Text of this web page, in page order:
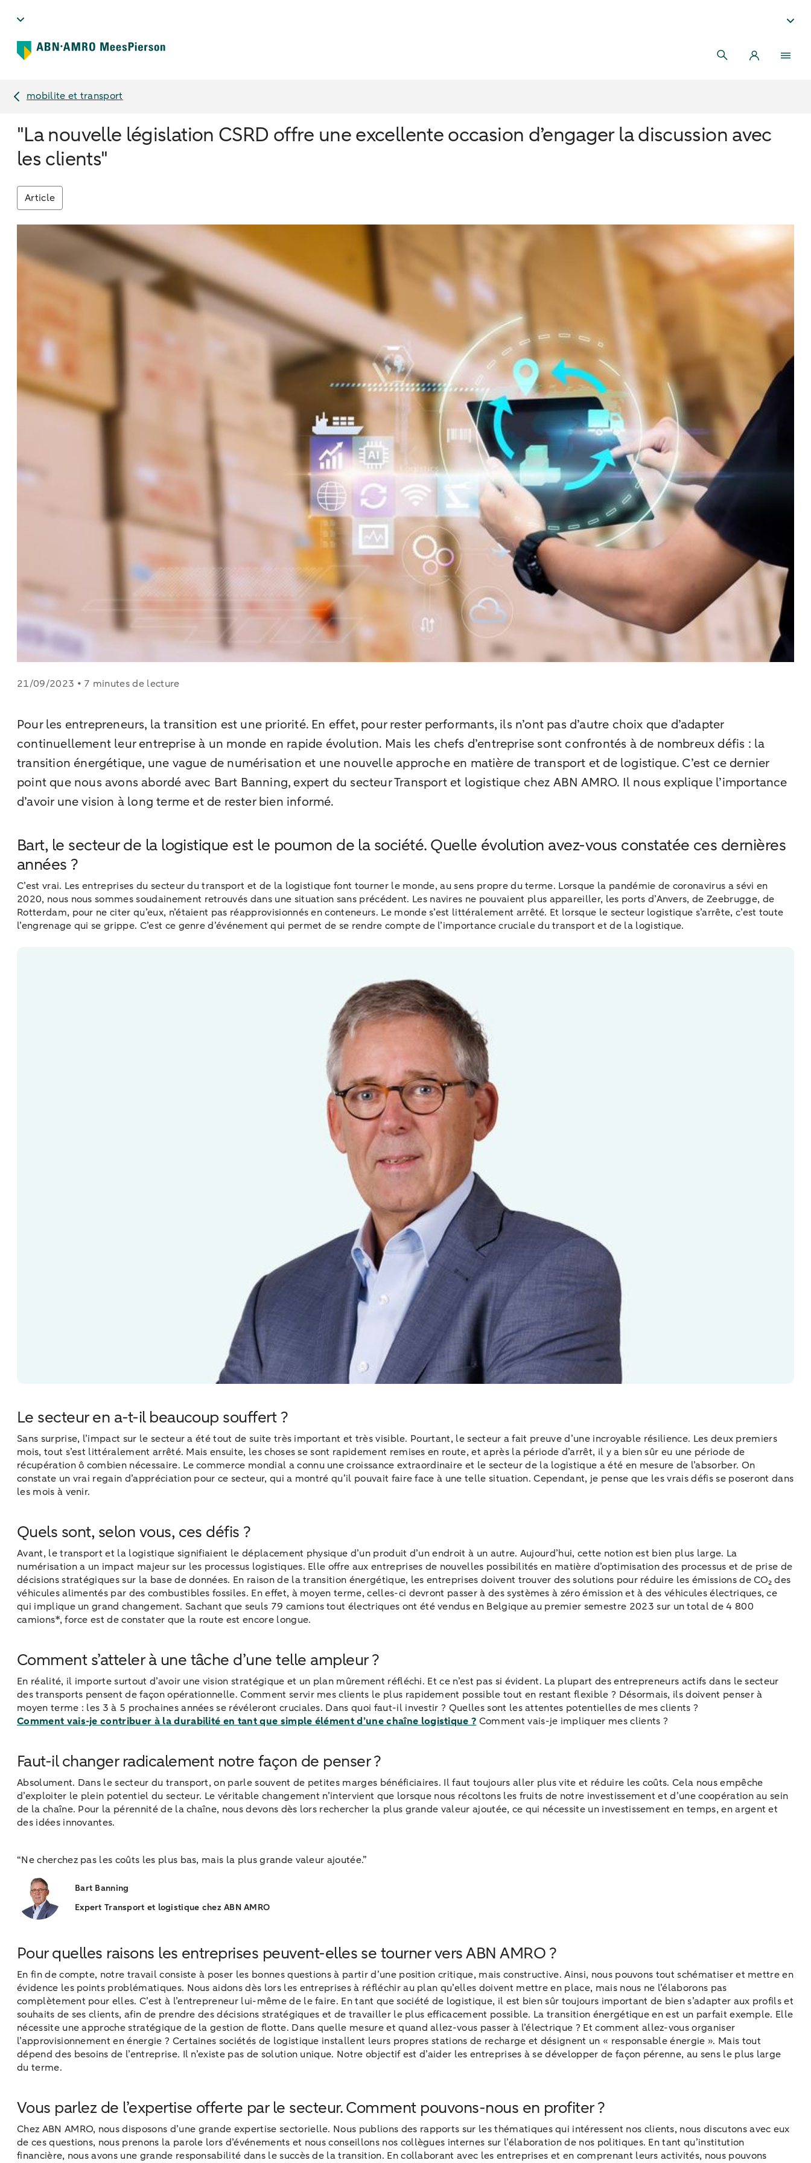
mobilite et transport
"La nouvelle législation CSRD offre une excellente occasion d’engager la discussion avec
les clients"
Article
21/09/2023 • 7 minutes de lecture
Pour les entrepreneurs, la transition est une priorité. En effet, pour rester performants, ils n’ont pas d’autre choix que d’adapter
continuellement leur entreprise à un monde en rapide évolution. Mais les chefs d’entreprise sont confrontés à de nombreux défis : la
transition énergétique, une vague de numérisation et une nouvelle approche en matière de transport et de logistique. C’est ce dernier
point que nous avons abordé avec Bart Banning, expert du secteur Transport et logistique chez ABN AMRO. Il nous explique l’importance
d’avoir une vision à long terme et de rester bien informé.
Bart, le secteur de la logistique est le poumon de la société. Quelle évolution avez-vous constatée ces dernières
années ?
C’est vrai. Les entreprises du secteur du transport et de la logistique font tourner le monde, au sens propre du terme. Lorsque la pandémie de coronavirus a sévi en
2020, nous nous sommes soudainement retrouvés dans une situation sans précédent. Les navires ne pouvaient plus appareiller, les ports d’Anvers, de Zeebrugge, de
Rotterdam, pour ne citer qu’eux, n’étaient pas réapprovisionnés en conteneurs. Le monde s’est littéralement arrêté. Et lorsque le secteur logistique s’arrête, c’est toute
l’engrenage qui se grippe. C’est ce genre d’événement qui permet de se rendre compte de l’importance cruciale du transport et de la logistique.
Le secteur en a-t-il beaucoup souffert ?
Sans surprise, l’impact sur le secteur a été tout de suite très important et très visible. Pourtant, le secteur a fait preuve d’une incroyable résilience. Les deux premiers
mois, tout s’est littéralement arrêté. Mais ensuite, les choses se sont rapidement remises en route, et après la période d’arrêt, il y a bien sûr eu une période de
récupération ô combien nécessaire. Le commerce mondial a connu une croissance extraordinaire et le secteur de la logistique a été en mesure de l’absorber. On
constate un vrai regain d’appréciation pour ce secteur, qui a montré qu’il pouvait faire face à une telle situation. Cependant, je pense que les vrais défis se poseront dans
les mois à venir.
Quels sont, selon vous, ces défis ?
Avant, le transport et la logistique signifiaient le déplacement physique d’un produit d’un endroit à un autre. Aujourd’hui, cette notion est bien plus large. La
numérisation a un impact majeur sur les processus logistiques. Elle offre aux entreprises de nouvelles possibilités en matière d’optimisation des processus et de prise de
décisions stratégiques sur la base de données. En raison de la transition énergétique, les entreprises doivent trouver des solutions pour réduire les émissions de CO₂ des
véhicules alimentés par des combustibles fossiles. En effet, à moyen terme, celles-ci devront passer à des systèmes à zéro émission et à des véhicules électriques, ce
qui implique un grand changement. Sachant que seuls 79 camions tout électriques ont été vendus en Belgique au premier semestre 2023 sur un total de 4 800
camions*, force est de constater que la route est encore longue.
Comment s’atteler à une tâche d’une telle ampleur ?
En réalité, il importe surtout d’avoir une vision stratégique et un plan mûrement réfléchi. Et ce n’est pas si évident. La plupart des entrepreneurs actifs dans le secteur
des transports pensent de façon opérationnelle. Comment servir mes clients le plus rapidement possible tout en restant flexible ? Désormais, ils doivent penser à
moyen terme : les 3 à 5 prochaines années se révéleront cruciales. Dans quoi faut-il investir ? Quelles sont les attentes potentielles de mes clients ?
Comment vais-je contribuer à la durabilité en tant que simple élément d’une chaîne logistique ?Comment vais-je impliquer mes clients ?
Faut-il changer radicalement notre façon de penser ?
Absolument. Dans le secteur du transport, on parle souvent de petites marges bénéficiaires. Il faut toujours aller plus vite et réduire les coûts. Cela nous empêche
d’exploiter le plein potentiel du secteur. Le véritable changement n’intervient que lorsque nous récoltons les fruits de notre investissement et d’une coopération au sein
de la chaîne. Pour la pérennité de la chaîne, nous devons dès lors rechercher la plus grande valeur ajoutée, ce qui nécessite un investissement en temps, en argent et
des idées innovantes.
“Ne cherchez pas les coûts les plus bas, mais la plus grande valeur ajoutée.”
Bart Banning
Expert Transport et logistique chez ABN AMRO
Pour quelles raisons les entreprises peuvent-elles se tourner vers ABN AMRO ?
En fin de compte, notre travail consiste à poser les bonnes questions à partir d’une position critique, mais constructive. Ainsi, nous pouvons tout schématiser et mettre en
évidence les points problématiques. Nous aidons dès lors les entreprises à réfléchir au plan qu’elles doivent mettre en place, mais nous ne l’élaborons pas
complètement pour elles. C’est à l’entrepreneur lui-même de le faire. En tant que société de logistique, il est bien sûr toujours important de bien s’adapter aux profils et
souhaits de ses clients, afin de prendre des décisions stratégiques et de travailler le plus efficacement possible. La transition énergétique en est un parfait exemple. Elle
nécessite une approche stratégique de la gestion de flotte. Dans quelle mesure et quand allez-vous passer à l’électrique ? Et comment allez-vous organiser
l’approvisionnement en énergie ? Certaines sociétés de logistique installent leurs propres stations de recharge et désignent un « responsable énergie ». Mais tout
dépend des besoins de l’entreprise. Il n’existe pas de solution unique. Notre objectif est d’aider les entreprises à se développer de façon pérenne, au sens le plus large
du terme.
Vous parlez de l’expertise offerte par le secteur. Comment pouvons-nous en profiter ?
Chez ABN AMRO, nous disposons d’une grande expertise sectorielle. Nous publions des rapports sur les thématiques qui intéressent nos clients, nous discutons avec eux
de ces questions, nous prenons la parole lors d’événements et nous conseillons nos collègues internes sur l’élaboration de nos politiques. En tant qu’institution
financière, nous avons une grande responsabilité dans le succès de la transition. En collaborant avec les entreprises et en comprenant leurs activités, nous pouvons